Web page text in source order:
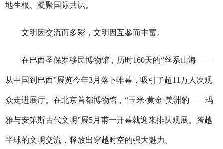
地生根、凝聚国际共识。
文明因交流而多彩，文明因互鉴而丰富。
在巴西圣保罗移民博物馆，历时160天的“丝系山海——
从中国到巴西”展览今年3月落下帷幕，吸引了超11万人次观
众走进展厅。在北京首都博物馆，“玉米·黄金·美洲豹——玛
雅与安第斯古代文明”展5月甫一开幕就迎来排队观展。跨越
半球的文明交流，释放出穿越时空的强大魅力。